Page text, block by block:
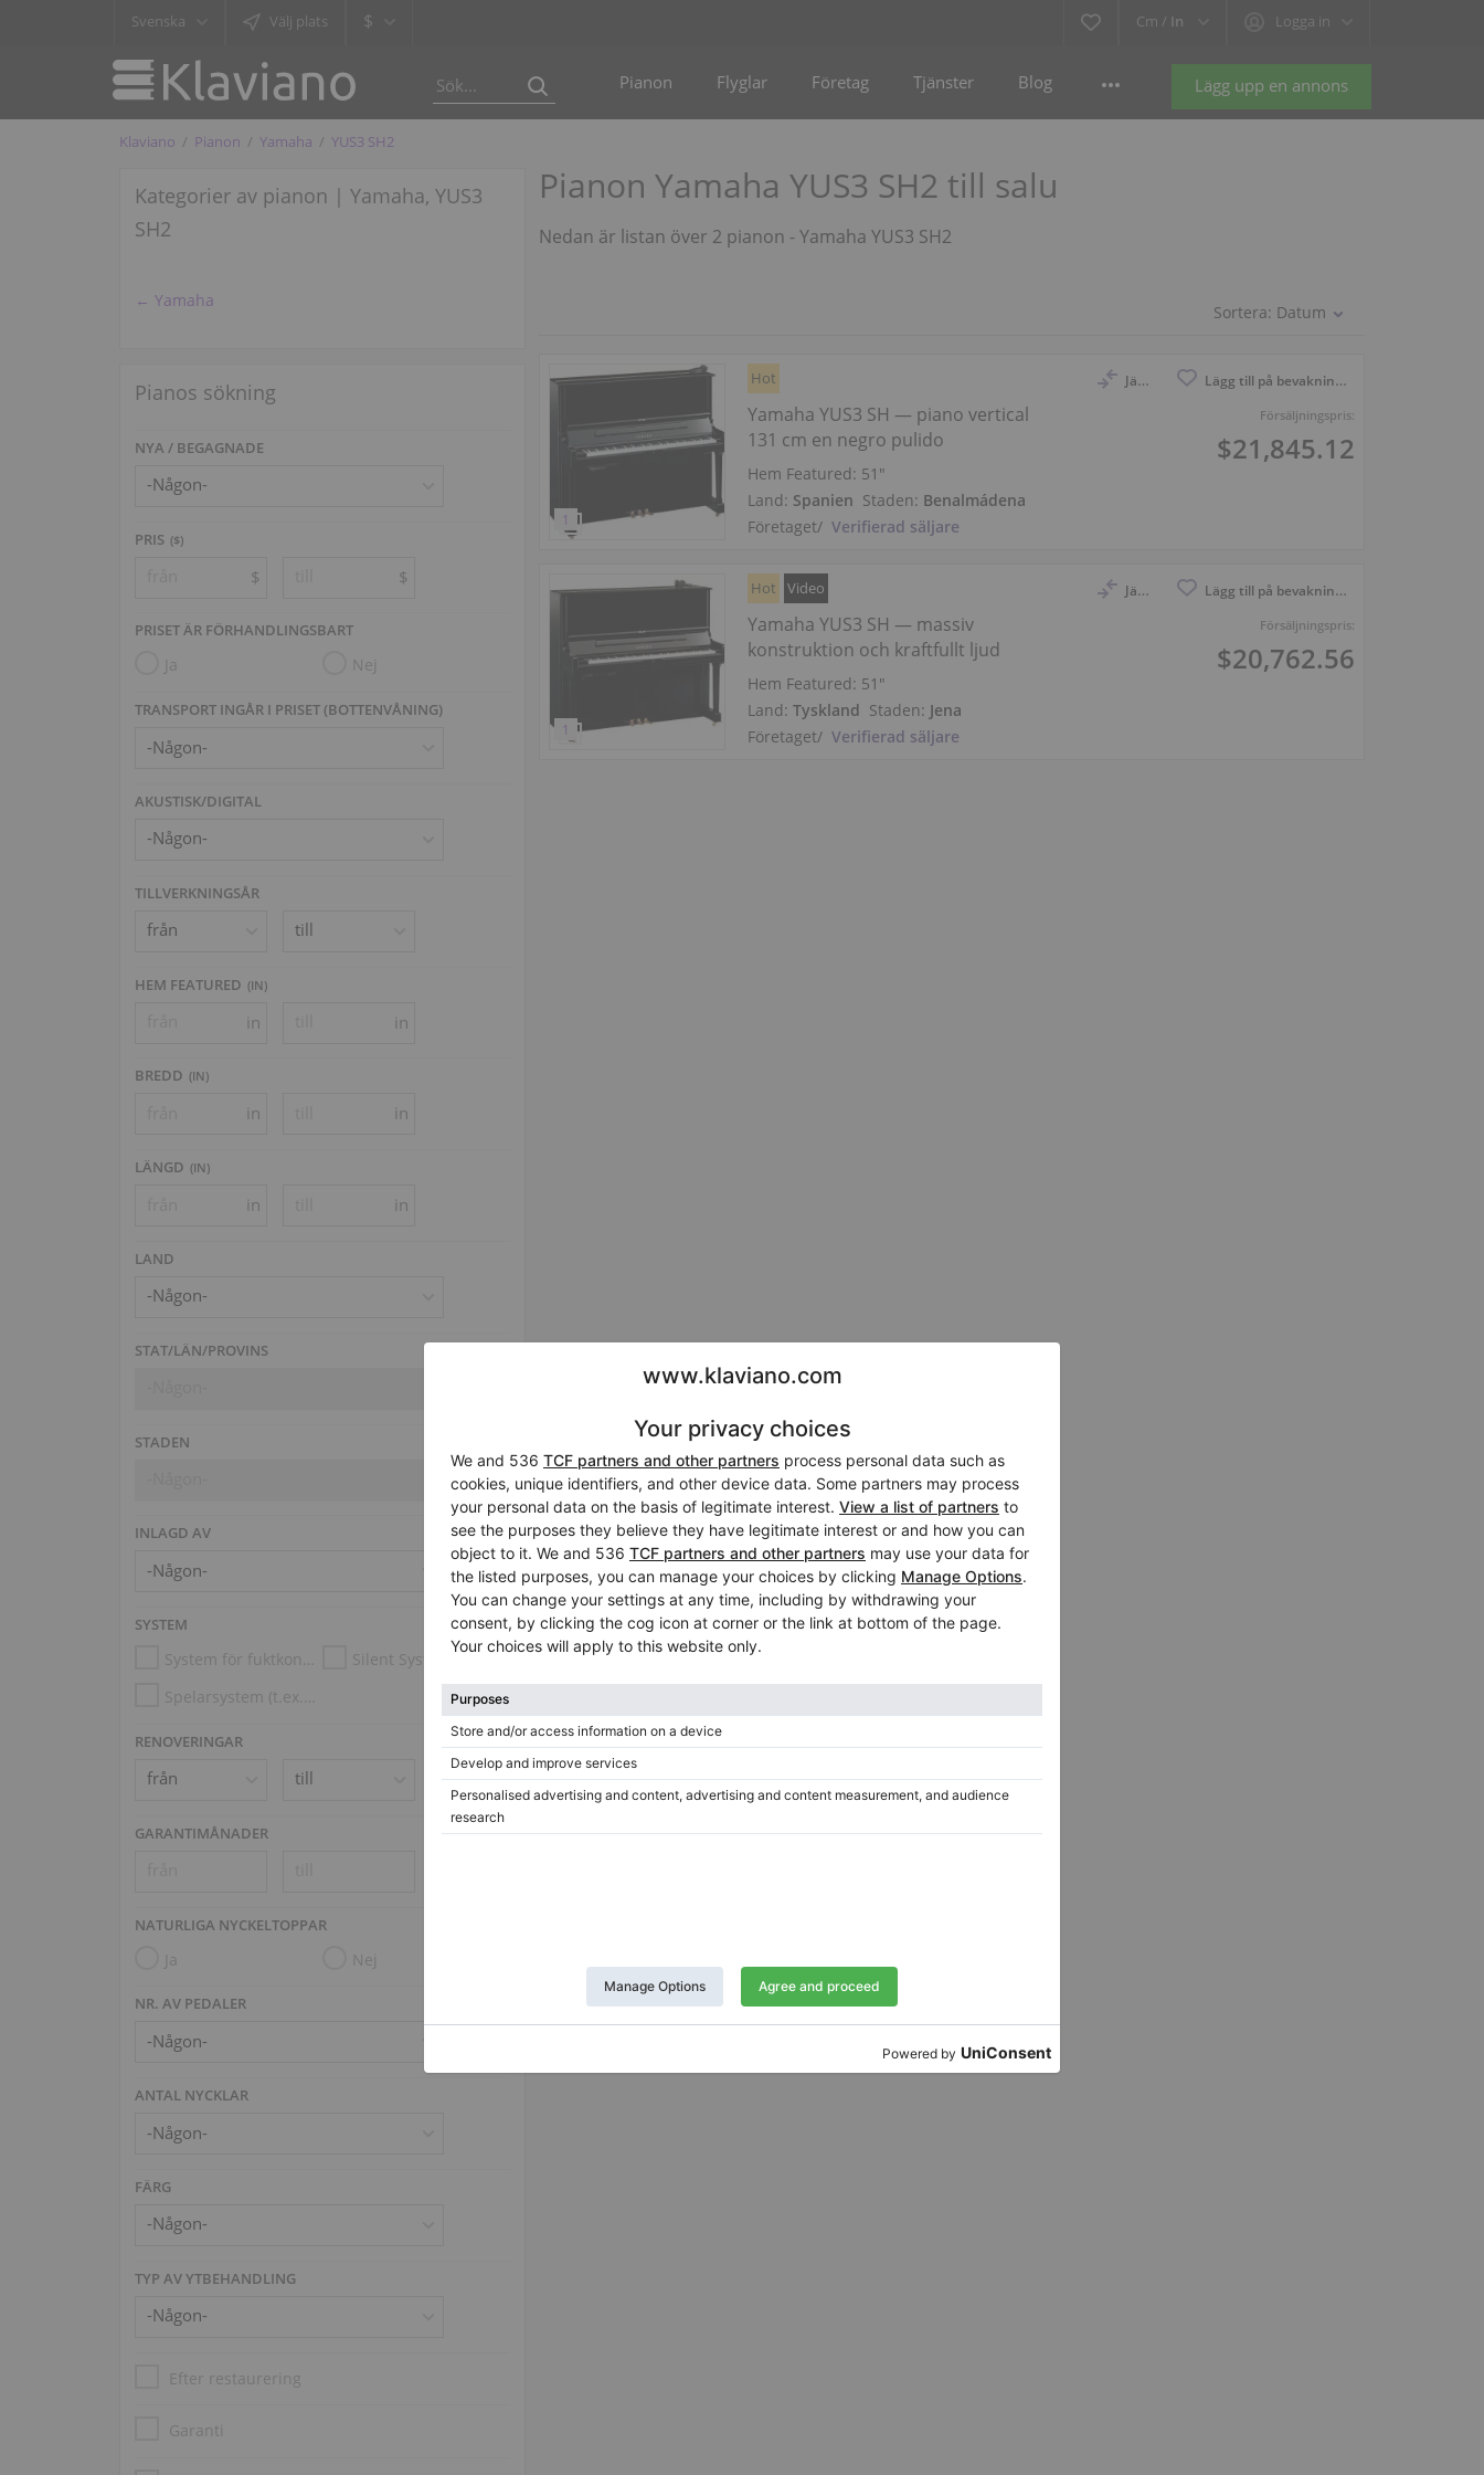
Svenska Välj plats $ Cm / In Logga in
Lägg upp en annons
Pianon Flyglar Företag Tjänster Blog
Klaviano Pianon Yamaha YUS3 SH2
Kategorier av pianon | Yamaha, YUS3
SH2
← Yamaha
Pianos sökning
NYA / BEGAGNADE
PRIS ($)
$ $
PRISET ÄR FÖRHANDLINGSBART
Ja Nej
TRANSPORT INGÅR I PRISET (BOTTENVÅNING)
AKUSTISK/DIGITAL
TILLVERKNINGSÅR
HEM FEATURED (IN)
in in
BREDD (IN)
in in
LÄNGD (IN)
in in
LAND
-Någon-
STAT/LÄN/PROVINS
STADEN
INLAGD AV
SYSTEM
System för fuktkontroll
Silent System
Spelarsystem (t.ex. Disklavier, PianoDisc)
RENOVERINGAR
GARANTIMÅNADER
NATURLIGA NYCKELTOPPAR
Ja Nej
NR. AV PEDALER
ANTAL NYCKLAR
FÄRG
TYP AV YTBEHANDLING
Efter restaurering
Garanti
Pianon Yamaha YUS3 SH2 till salu
Nedan är listan över 2 pianon - Yamaha YUS3 SH2
Sortera: Datum
Jämför Lägg till på bevakningslistan
Försäljningspris:
$21,845.12
Hot
Yamaha YUS3 SH — piano vertical
131 cm en negro pulido
Hem Featured: 51″
Land: Spanien Staden: Benalmádena
Företaget/ Verifierad säljare
Jämför Lägg till på bevakningslistan
Försäljningspris:
$20,762.56
Hot Video
Yamaha YUS3 SH — massiv
konstruktion och kraftfullt ljud
Hem Featured: 51″
Land:Tyskland Staden: Jena
Företaget/ Verifierad säljare